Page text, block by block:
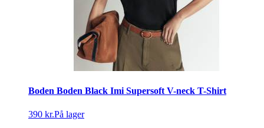
Boden Boden Black Imi Supersoft V-neck T-Shirt
390 kr.På lager